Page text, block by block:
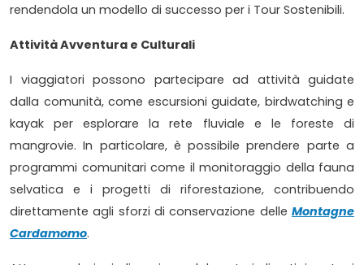
rendendola un modello di successo per i Tour Sostenibili.
Attività Avventura e Culturali
I viaggiatori possono partecipare ad attività guidate
dalla comunità, come escursioni guidate, birdwatching e
kayak per esplorare la rete fluviale e le foreste di
mangrovie. In particolare, è possibile prendere parte a
programmi comunitari come il monitoraggio della fauna
selvatica e i progetti di riforestazione, contribuendo
direttamente agli sforzi di conservazione delle Montagne
Cardamomo.